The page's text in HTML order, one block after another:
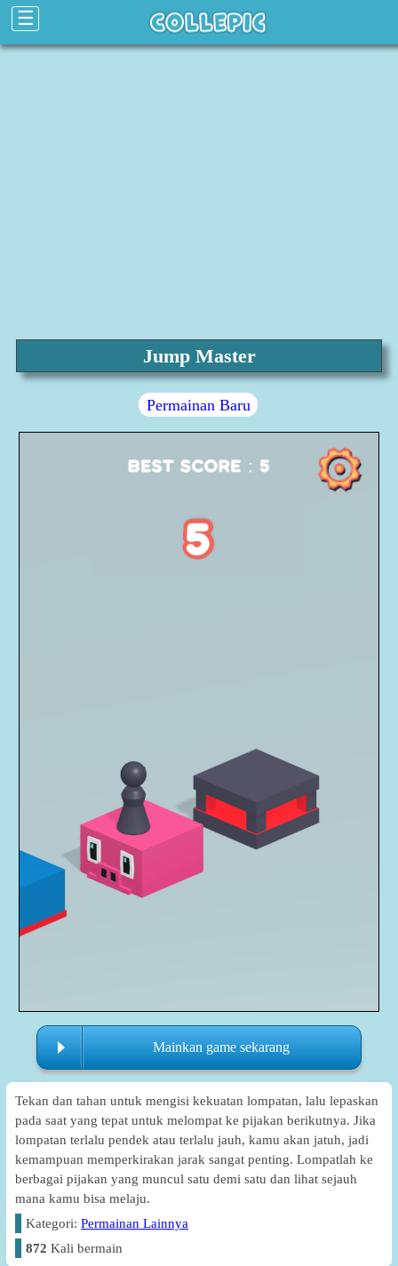
☰
Jump Master
Permainan Baru
Mainkan game sekarang
Tekan dan tahan untuk mengisi kekuatan lompatan, lalu lepaskan
pada saat yang tepat untuk melompat ke pijakan berikutnya. Jika
lompatan terlalu pendek atau terlalu jauh, kamu akan jatuh, jadi
kemampuan memperkirakan jarak sangat penting. Lompatlah ke
berbagai pijakan yang muncul satu demi satu dan lihat sejauh
mana kamu bisa melaju.
Kategori:Permainan Lainnya
872 Kali bermain